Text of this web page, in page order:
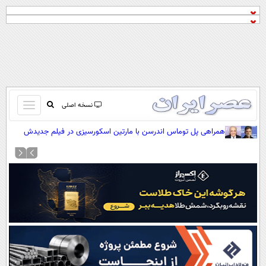
نسخه اصلی
باز
و
بسته
کردن
صفحه اول
آرشیو
نظرسنجی
آب و هوا
اوقات شرعی
سواد زندگی
همراهی پل توماس اندرسن با مارتین اسکورسیزی در فیلم جدیدش